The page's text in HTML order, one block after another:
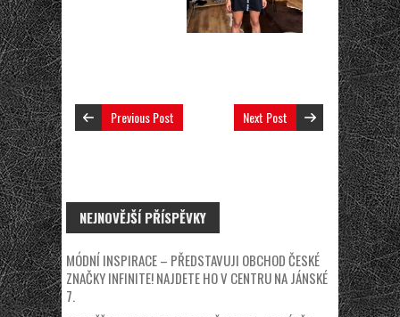
Previous Post Next Post
NEJNOVĚJŠÍ PŘÍSPĚVKY
MÓDNÍ INSPIRACE – PŘEDSTAVUJI OBCHOD ČESKÉ
ZNAČKY INFINITE! NAJDETE HO V CENTRU NA JÁNSKÉ
7.